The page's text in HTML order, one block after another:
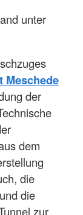
unter
Meschede
der
dem
die
die
zur